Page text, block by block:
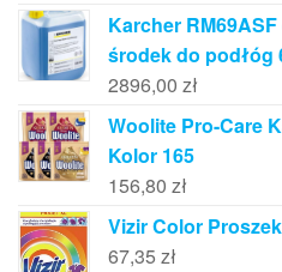
Karcher
środek do podłóg
2896,00 zł
Woolite Pro-Care
Kolor 165
156,80 zł
Vizir Color
67,35 zł